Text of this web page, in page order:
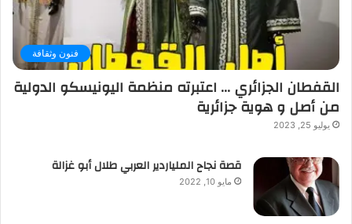
فنون وثقافة
القفطان الجزائري … اعتبرته منظمة اليونيسكو الدولية
من أصل و هوية جزائرية
يوليو 25, 2023
قصة نجاح الملياردير العربي طلال أبو غزالة
مايو 10, 2022